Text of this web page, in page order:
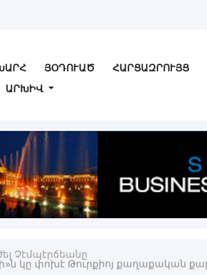
ՅՕԴՈՒԱԾ ՀԱՐՑԱԶՐՈՒՅՑ
ԱՐԽԻՎ
Չէմպէրճեանը